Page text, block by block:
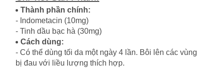
Thành phần chính:
- Indometacin (10mg)
- Tinh dầu bạc hà (30mg)
Cách dùng:
- Có thể dùng tối da một ngày 4 lần. Bôi lên các vùng
bị đau với liều lượng thích hợp.